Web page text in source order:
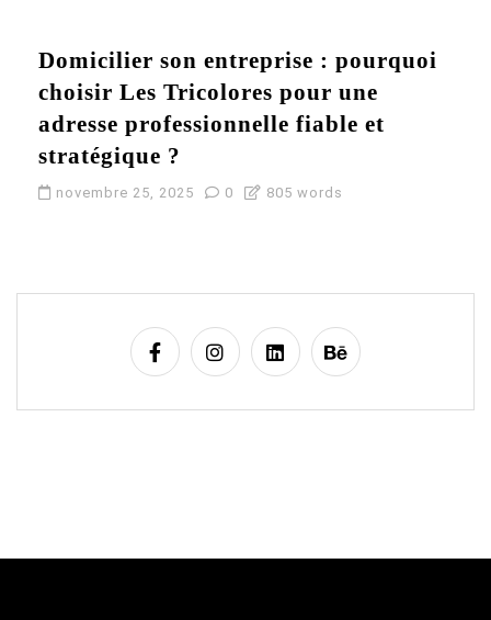
Domicilier son entreprise : pourquoi
choisir Les Tricolores pour une
adresse professionnelle fiable et
stratégique ?
novembre 25, 2025 0 805 words